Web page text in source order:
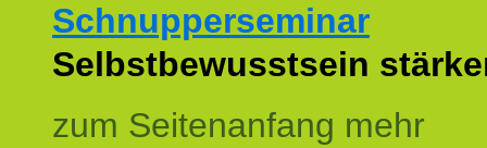
Schnupperseminar
Selbstbewusstsein
zum Seitenanfang mehr